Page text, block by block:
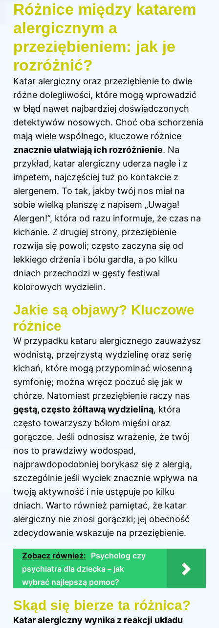
Różnice między katarem
alergicznym a
przeziębieniem: jak je
rozróżnić?
Katar alergiczny oraz przeziębienie to dwie
różne dolegliwości, które mogą wprowadzić
w błąd nawet najbardziej doświadczonych
detektywów nosowych. Choć oba schorzenia
mają wiele wspólnego, kluczowe różnice
znacznie ułatwiają ich rozróżnienie. Na
przykład, katar alergiczny uderza nagle i z
impetem, najczęściej tuż po kontakcie z
alergenem. To tak, jakby twój nos miał na
sobie wielką planszę z napisem „Uwaga!
Alergen!”, która od razu informuje, że czas na
kichanie. Z drugiej strony, przeziębienie
rozwija się powoli; często zaczyna się od
lekkiego drżenia i bólu gardła, a po kilku
dniach przechodzi w gęsty festiwal
kolorowych wydzielin.
Jakie są objawy? Kluczowe
różnice
W przypadku kataru alergicznego zauważysz
wodnistą, przejrzystą wydzielinę oraz serię
kichań, które mogą przypominać wiosenną
symfonię; można wręcz poczuć się jak w
chórze. Natomiast przeziębienie raczy nas
gęstą, często żółtawą wydzieliną, która
często towarzyszy bólom mięśni oraz
gorączce. Jeśli odnosisz wrażenie, że twój
nos to prawdziwy wodospad,
najprawdopodobniej borykasz się z alergią,
szczególnie jeśli wyciek znacznie wpływa na
twoją aktywność i nie ustępuje po kilku
dniach. Warto również pamiętać, że katar
alergiczny nie znosi gorączki; jej obecność
zdecydowanie wskazuje na przeziębienie.
Zobacz również: Psycholog czy
psychiatra dla dziecka – jak
wybrać najlepszą pomoc?
Skąd się bierze ta różnica?
Katar alergiczny wynika z reakcji układu